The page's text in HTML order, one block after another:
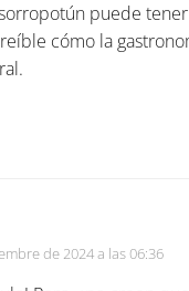
puede
cómo la
de 2024 a las 06:36